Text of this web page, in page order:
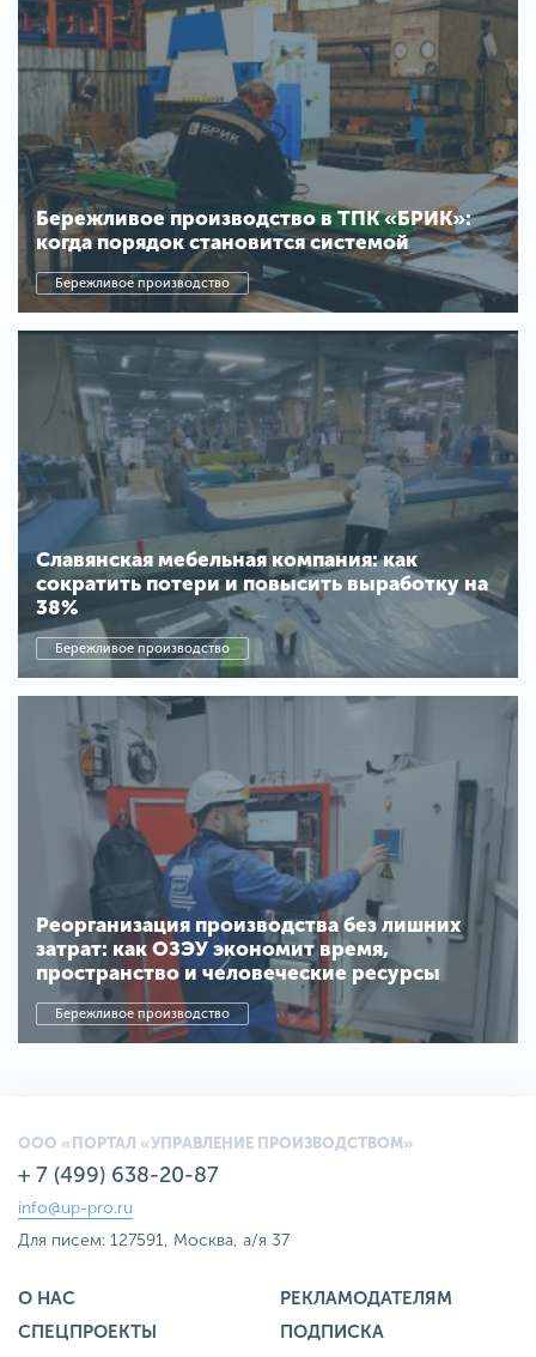
Бережливое производство в ТПК «БРИК»:
когда порядок становится системой
Бережливое производство
Славянская мебельная компания: как
сократить потери и повысить выработку на
38%
Бережливое производство
Реорганизация производства без лишних
затрат: как ОЗЭУ экономит время,
пространство и человеческие ресурсы
Бережливое производство
ООО «ПОРТАЛ «УПРАВЛЕНИЕ ПРОИЗВОДСТВОМ»
+ 7 (499) 638-20-87
info@up-pro.ru
Для писем: 127591, Москва, а/я 37
О НАС
РЕКЛАМОДАТЕЛЯМ
СПЕЦПРОЕКТЫ
ПОДПИСКА